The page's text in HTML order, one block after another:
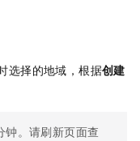
选择的地域，根据创建
钟。请刷新页面查